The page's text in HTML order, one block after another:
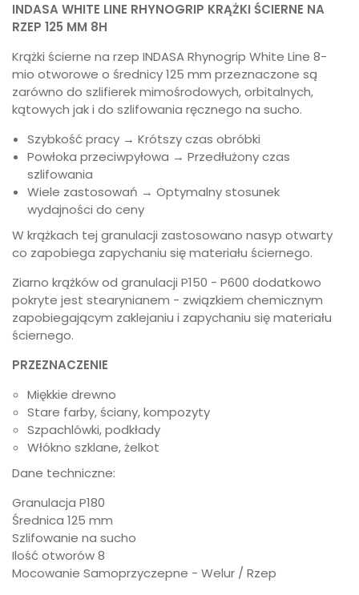
INDASA WHITE LINE RHYNOGRIP KRĄŻKI ŚCIERNE NA
RZEP 125 MM 8H
Krążki ścierne na rzep INDASA Rhynogrip White Line 8-
mio otworowe o średnicy 125 mm przeznaczone są
zarówno do szlifierek mimośrodowych, orbitalnych,
kątowych jak i do szlifowania ręcznego na sucho.
Szybkość pracy → Krótszy czas obróbki
Powłoka przeciwpyłowa → Przedłużony czas
szlifowania
Wiele zastosowań → Optymalny stosunek
wydajności do ceny
W krążkach tej granulacji zastosowano nasyp otwarty
co zapobiega zapychaniu się materiału ściernego.
Ziarno krążków od granulacji P150 - P600 dodatkowo
pokryte jest stearynianem - związkiem chemicznym
zapobiegającym zaklejaniu i zapychaniu się materiału
ściernego.
PRZEZNACZENIE
Miękkie drewno
Stare farby, ściany, kompozyty
Szpachlówki, podkłady
Włókno szklane, żelkot
Dane techniczne:
Granulacja P180
Średnica 125 mm
Szlifowanie na sucho
Ilość otworów 8
Mocowanie Samoprzyczepne - Welur / Rzep